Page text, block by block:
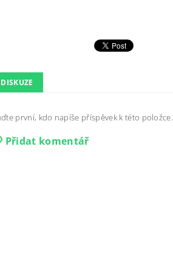
DISKUZE
první, kdo napíše příspěvek k této položce.
Přidat komentář